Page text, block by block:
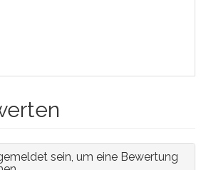
sein, um eine Bewertung